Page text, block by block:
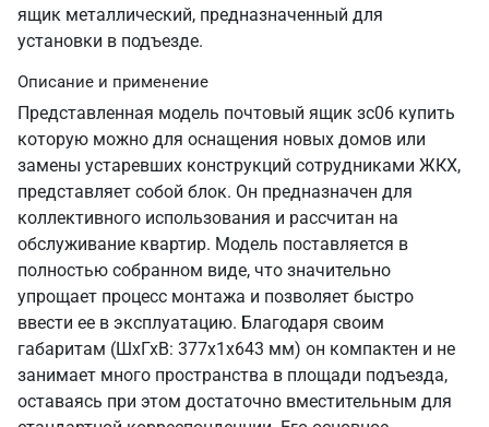
ящик металлический, предназначенный для
установки в подъезде.
Описание и применение
Представленная модель почтовый ящик зс06 купить
которую можно для оснащения новых домов или
замены устаревших конструкций сотрудниками ЖКХ,
представляет собой блок. Он предназначен для
коллективного использования и рассчитан на
обслуживание квартир. Модель поставляется в
полностью собранном виде, что значительно
упрощает процесс монтажа и позволяет быстро
ввести ее в эксплуатацию. Благодаря своим
габаритам (ШхГхВ: 377х1х643 мм) он компактен и не
занимает много пространства в площади подъезда,
оставаясь при этом достаточно вместительным для